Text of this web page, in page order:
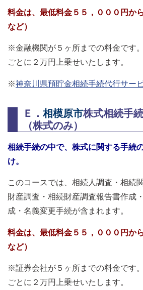
料金は、最低料金５５，０００円か
など）
※金融機関が５ヶ所までの料金です
ごとに２万円上乗せいたします。
※神奈川県預貯金相続手続代行サー
Ｅ． 相模原市株式相続手
（株式のみ）
相続手続の中で、株式に関する手続
け。
このコースでは、相続人調査・相続
財産調査・相続財産調査報告書作成
成・名義変更手続が含まれます。
料金は、最低料金５５，０００円か
など）
※証券会社が５ヶ所までの料金です
ごとに２万円上乗せいたします。